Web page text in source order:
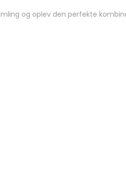
og oplev den perfekte